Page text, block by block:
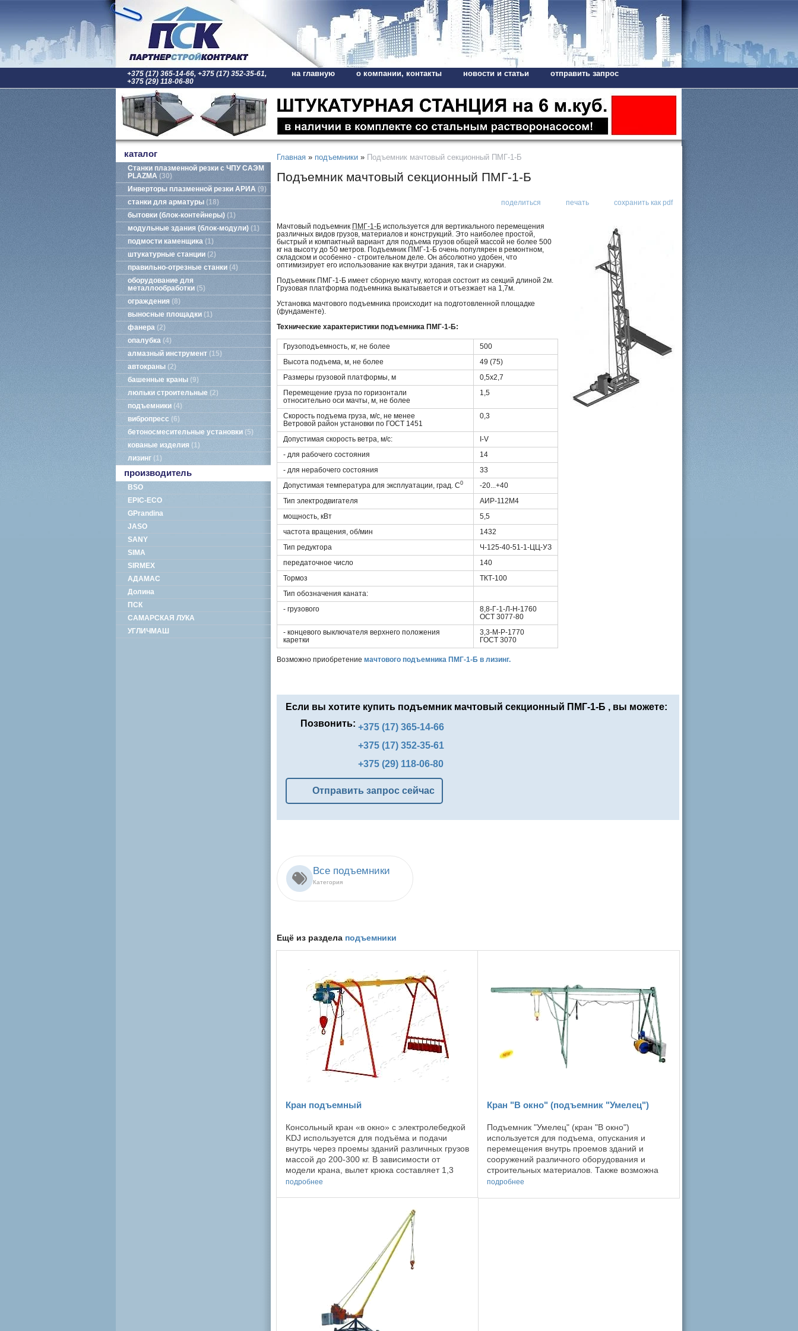
+375 (17) 365-14-66, +375 (17) 352-35-61,
+375 (29) 118-06-80
на главную о компании, контакты новости и статьи отправить запрос
каталог
Станки плазменной резки с ЧПУ САЭМ
PLAZMA 30
Инверторы плазменной резки АРИА 9
станки для арматуры 18
бытовки (блок-контейнеры) 1
модульные здания (блок-модули) 1
подмости каменщика 1
штукатурные станции 2
правильно-отрезные станки 4
оборудование для
металлообработки 5
ограждения 8
выносные площадки 1
фанера 2
опалубка 4
алмазный инструмент 15
автокраны 2
башенные краны 9
люльки строительные 2
подъемники 4
вибропресс 6
бетоносмесительные установки 5
кованые изделия 1
лизинг 1
производитель
BSO
EPIC-ECO
GPrandina
JASO
SANY
SIMA
SIRMEX
АДАМАС
Долина
ПСК
САМАРСКАЯ ЛУКА
УГЛИЧМАШ
Главная » подъемники » Подъемник мачтовый секционный ПМГ-1-Б
Подъемник мачтовый секционный ПМГ-1-Б
поделиться печать сохранить как pdf
Мачтовый подъемник ПМГ-1-Б используется для вертикального перемещения
различных видов грузов, материалов и конструкций. Это наиболее простой,
быстрый и компактный вариант для подъема грузов общей массой не более 500
кг на высоту до 50 метров. Подъемник ПМГ-1-Б очень популярен в ремонтном,
складском и особенно - строительном деле. Он абсолютно удобен, что
оптимизирует его использование как внутри здания, так и снаружи.
Подъемник ПМГ-1-Б имеет сборную мачту, которая состоит из секций длиной 2м.
Грузовая платформа подъемника выкатывается и отъезжает на 1,7м.
Установка мачтового подъемника происходит на подготовленной площадке
(фундаменте).
Технические характеристики подъемника ПМГ-1-Б:
Грузоподъемность, кг, не более
500
Высота подъема, м, не более
49 (75)
Размеры грузовой платформы, м
0,5x2,7
Перемещение груза по горизонтали
относительно оси мачты, м, не более
1,5
Скорость подъема груза, м/с, не менее
Ветровой район установки по ГОСТ 1451
0,3
Допустимая скорость ветра, м/с:
I-V
- для рабочего состояния
14
- для нерабочего состояния
33
Допустимая температура для эксплуатации, град. С0
-20...+40
Тип электродвигателя
АИР-112М4
мощность, кВт
5,5
частота вращения, об/мин
1432
Тип редуктора
Ч-125-40-51-1-ЦЦ-УЗ
передаточное число
140
Тормоз
ТКТ-100
Тип обозначения каната:
- грузового
8,8-Г-1-Л-Н-1760
ОСТ 3077-80
- концевого выключателя верхнего положения
каретки
3,3-М-Р-1770
ГОСТ 3070
Возможно приобретение мачтового подъемника ПМГ-1-Б в лизинг.
Если вы хотите купить подъемник мачтовый секционный ПМГ-1-Б , вы можете:
Позвонить: +375 (17) 365-14-66
+375 (17) 352-35-61
+375 (29) 118-06-80
Отправить запрос сейчас
Все подъемники
Категория
Ещё из раздела подъемники
Кран подъемный
Консольный кран «в окно» с электролебедкой
KDJ используется для подъёма и подачи
внутрь через проемы зданий различных грузов
массой до 200-300 кг. В зависимости от
модели крана, вылет крюка составляет 1,3
или 0,9 м относительно опоры. Чистая масса
подробнее
Кран "В окно" (подъемник "Умелец")
Подъемник "Умелец" (кран "В окно")
используется для подъема, опускания и
перемещения внутрь проемов зданий и
сооружений различного оборудования и
строительных материалов. Также возможна
установка подъемника на крышах зданий или
подробнее